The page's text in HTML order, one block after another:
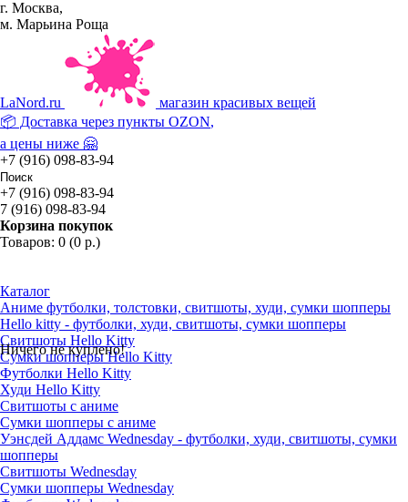
г. Москва,
м. Марьина Роща
LaNord.ru
магазин красивых вещей
📦 Доставка через пункты OZON,
а цены ниже 🤗
+7 (916) 098-83-94
+7 (916) 098-83-94
7 (916) 098-83-94
Корзина покупок
Товаров: 0 (0 р.)
Ничего не куплено!
Каталог
Аниме футболки, толстовки, свитшоты, худи, сумки шопперы
Hello kitty - футболки, худи, свитшоты, сумки шопперы
Свитшоты Hello Kitty
Сумки шопперы Hello Kitty
Футболки Hello Kitty
Худи Hello Kitty
Свитшоты с аниме
Сумки шопперы с аниме
Уэнсдей Аддамс Wednesday - футболки, худи, свитшоты, сумки
шопперы
Свитшоты Wednesday
Сумки шопперы Wednesday